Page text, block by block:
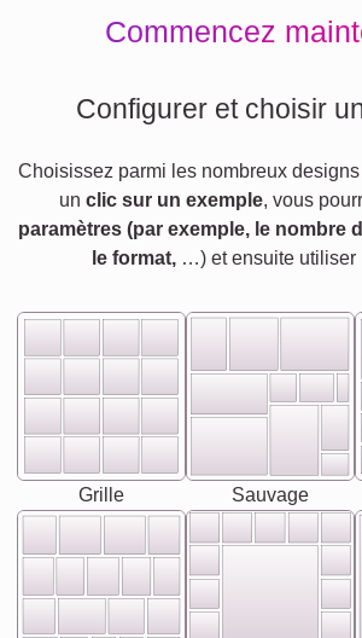
Commencez
Configurer et choisir
Choisissez parmi les nombreux
un clic sur un exemple, vous
paramètres (par exemple, le nombre
le format,…) et ensuite utiliser
Grille Sauvage